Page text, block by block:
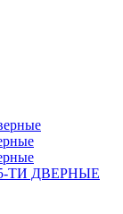
ДВЕРНЫЕ